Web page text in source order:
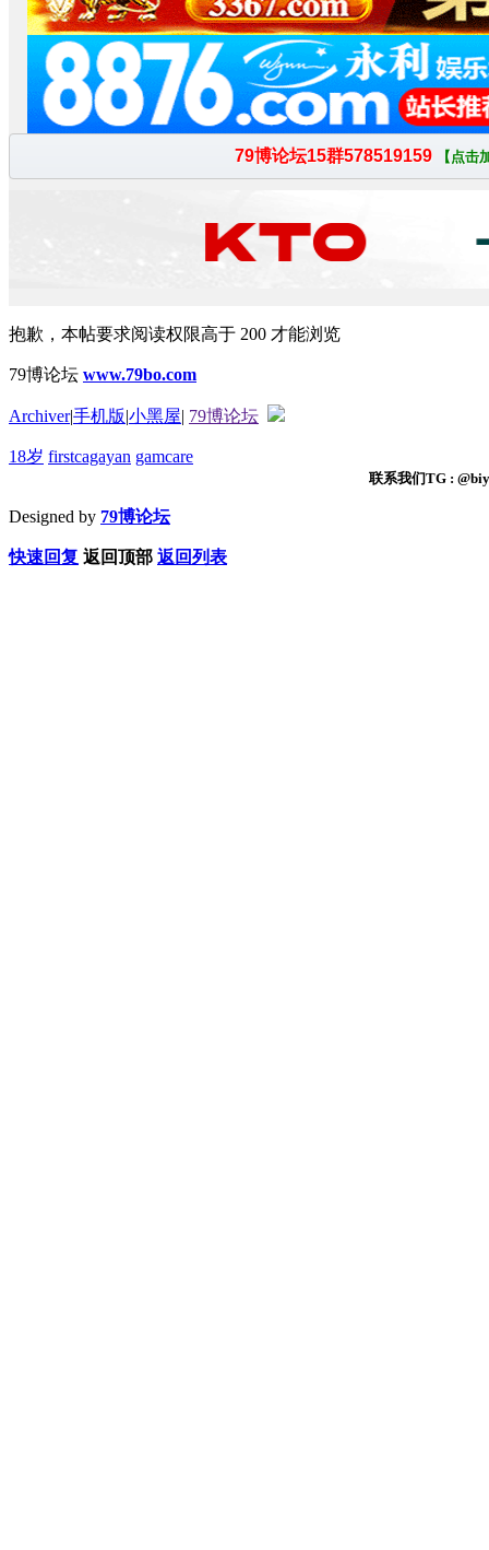
抱歉，本帖要求阅读权限高于 200 才能浏览
79博论坛 www.79bo.com
Archiver|手机版|小黑屋| 79博论坛
18岁 firstcagayan gamcare
联系我们TG :
Designed by 79博论坛
快速回复 返回顶部 返回列表